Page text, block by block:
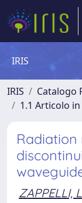
IRIS
IRIS Catalogo
1.1 Articolo
Radiation
ZAPPELLI,